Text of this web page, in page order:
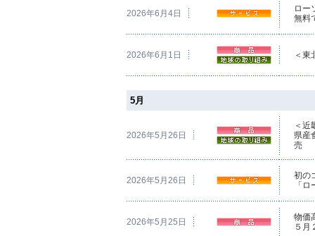
2026年6月4日
ロー
無料
2026年6月1日 ＜東
5月
2026年5月26日
＜近
県産
売
2026年5月26日
初の
「
2026年5月25日
物価
５月